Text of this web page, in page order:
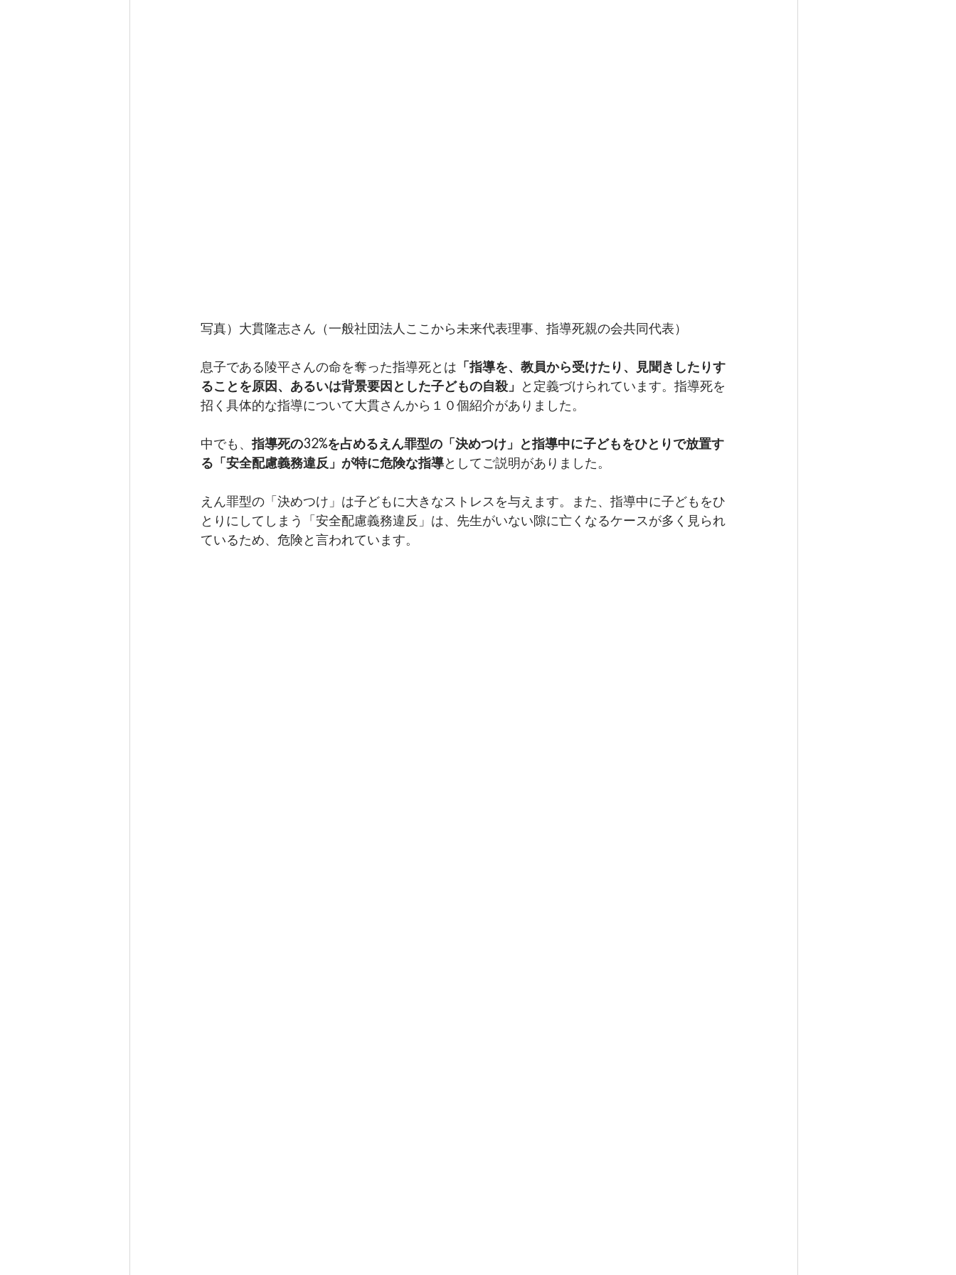
写真）大貫隆志さん（一般社団法人ここから未来代表理事、指導死親の会共同代表）
息子である陵平さんの命を奪った指導死とは 「指導を、教員から受けたり、見聞きしたりす
ることを原因、あるいは背景要因とした子どもの自殺」 と定義づけられています。指導死を
招く具体的な指導について大貫さんから１０個紹介がありました。
中でも、指導死の32%を占めるえん罪型の「決めつけ」と指導中に子どもをひとりで放置す
る「安全配慮義務違反」が特に危険な指導としてご説明がありました。
えん罪型の「決めつけ」は子どもに大きなストレスを与えます。また、指導中に子どもをひ
とりにしてしまう「安全配慮義務違反」は、先生がいない隙に亡くなるケースが多く見られ
ているため、危険と言われています。